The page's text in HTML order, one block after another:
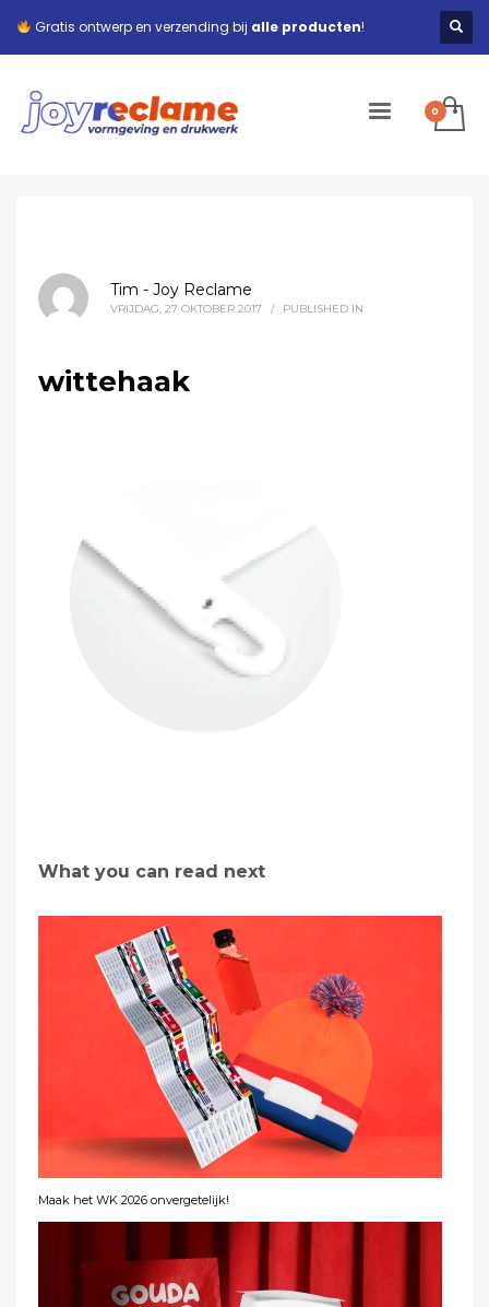
Gratis ontwerp en verzending bij alle producten!
Tim - Joy Reclame
VRIJDAG, 27 OKTOBER 2017 / PUBLISHED IN
wittehaak
What you can read next
Maak het WK 2026 onvergetelijk!